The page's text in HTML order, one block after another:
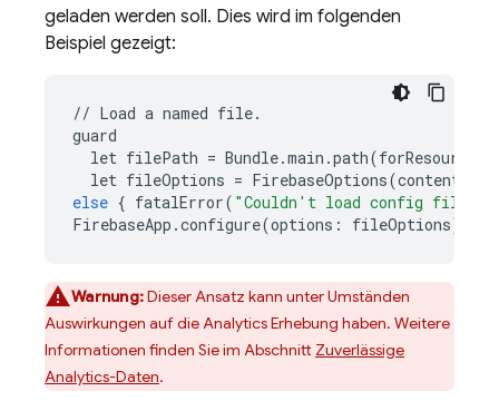
geladen werden soll. Dies wird im folgenden
Beispiel gezeigt:
// Load a named file.
guard
let filePath = Bundle.main .path(forResource
let fileOptions = FirebaseOptions(
else { fatalError( "Couldn't load config file."
FirebaseApp .configure(options : fileOptions)
Warnung:Dieser Ansatz kann unter Umständen
Auswirkungen auf dieAnalyticsErhebung haben. Weitere
Informationen finden Sie im Abschnitt Zuverlässige
Analytics-Daten.